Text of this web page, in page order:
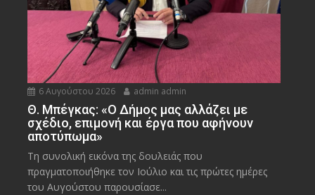
6 Αυγούστου 2026 admin admin
Θ. Μπέγκας: «Ο Δήμος μας αλλάζει με
σχέδιο, επιμονή και έργα που αφήνουν
αποτύπωμα»
Τη συνολική εικόνα της δουλειάς που
πραγματοποιήθηκε τον Ιούλιο και τις πρώτες ημέρες
του Αυγούστου παρουσίασε...